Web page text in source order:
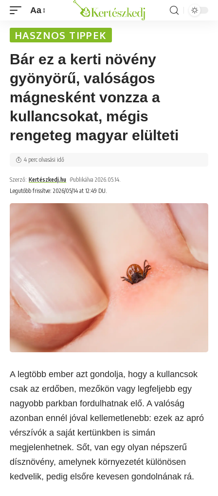
Aa
HASZNOS TIPPEK
Bár ez a kerti növény
gyönyörű, valóságos
mágnesként vonzza a
kullancsokat, mégis
rengeteg magyar elülteti
Legutóbb frissítve: 2026/05/14 at 12:49 DU.
Szerző: Kertészkedj.hu Publikálva 2026.05.14.
4 perc olvasási idő
A legtöbb ember azt gondolja, hogy a kullancsok
csak az erdőben, mezőkön vagy legfeljebb egy
nagyobb parkban fordulhatnak elő. A valóság
azonban ennél jóval kellemetlenebb: ezek az apró
vérszívók a saját kertünkben is simán
megjelenhetnek. Sőt, van egy olyan népszerű
dísznövény, amelynek környezetét különösen
kedvelik, pedig elsőre kevesen gondolnának rá.